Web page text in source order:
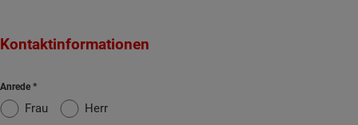
Kontaktinformationen
Anrede
Frau Herr